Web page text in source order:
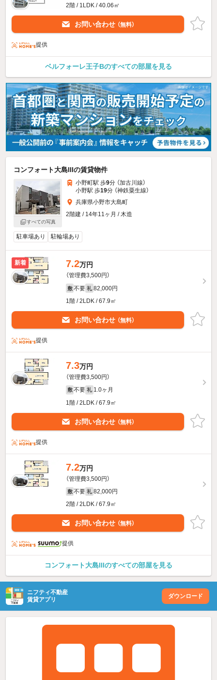
2階 / 1LDK / 40.06㎡
お問い合わせ （無料）
提供
ベルフォーレ王子Bのすべての部屋を見る
コンフォート大島IIIの賃貸物件
すべての写真
小野町駅 歩9分 （加古川線）
小野駅 歩19分 （神鉄粟生線）
兵庫県小野市大島町
2階建 / 14年11ヶ月 / 木造
駐車場あり 駐輪場あり
新着 7.2万円
（管理費3,500円）
敷 不要 礼 82,000円
1階 / 2LDK / 67.9㎡
お問い合わせ （無料）
提供
7.3万円
（管理費3,500円）
敷 不要 礼 1.0ヶ月
1階 / 2LDK / 67.9㎡
お問い合わせ （無料）
提供
7.2万円
（管理費3,500円）
敷 不要 礼 82,000円
2階 / 2LDK / 67.9㎡
お問い合わせ （無料）
提供
コンフォート大島IIIのすべての部屋を見る
ニフティ不動産
賃貸アプリ
ダウンロード